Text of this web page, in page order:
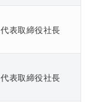
代表取締役社長
代表取締役社長